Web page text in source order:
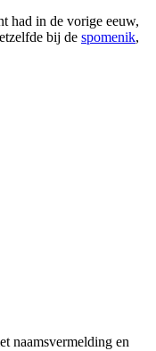
had in de vorige eeuw,
bij de spomenik,
naamsvermelding en